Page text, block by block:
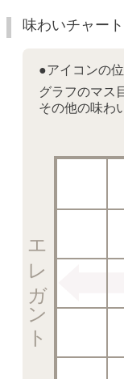
味わいチャート
●アイコンの
グラフのマス
その他の味わ
エレガント